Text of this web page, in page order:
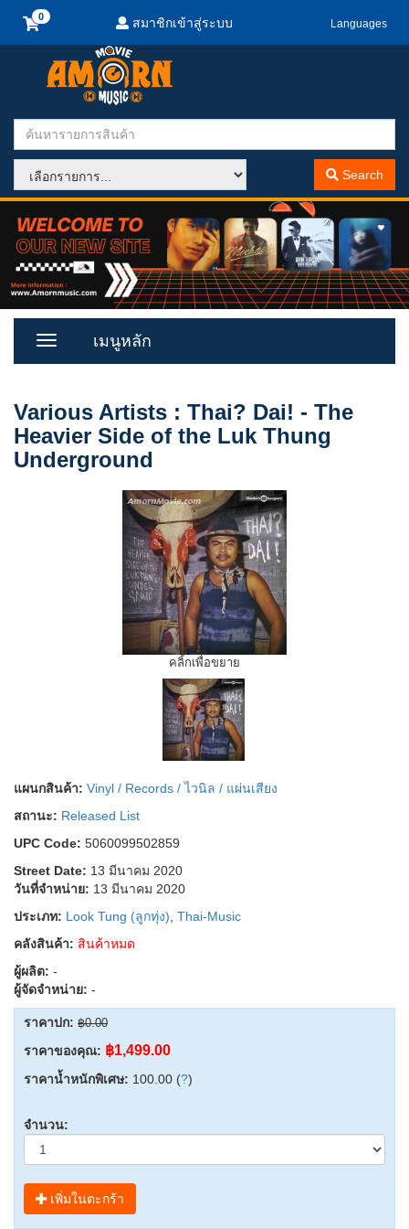
สมาชิกเข้าสู่ระบบ Languages
Search
Toggle
เมนูหลัก
Various Artists : Thai? Dai! - The
Heavier Side of the Luk Thung
Underground
คลิ้กเพื่อขยาย
แผนกสินค้า: Vinyl / Records / ไวนิล / แผ่นเสียง
สถานะ: Released List
UPC Code: 5060099502859
Street Date: 13 มีนาคม 2020
วันที่จำหน่าย: 13 มีนาคม 2020
ประเภท: Look Tung (ลูกทุ่ง) Thai-Music
คลังสินค้า: สินค้าหมด
ผู้ผลิต: -
ผู้จัดจำหน่าย: -
ราคาปก: ฿0.00
ราคาของคุณ: ฿1,499.00
ราคาน้ำหนักพิเศษ: 100.00 (?)
จำนวน:
เพิ่มในตะกร้า